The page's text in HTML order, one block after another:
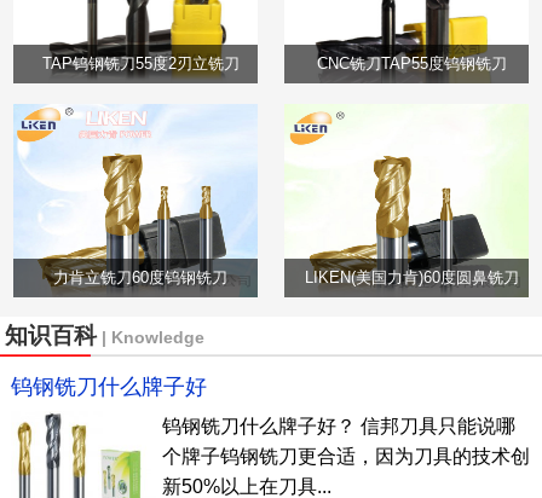
TAP钨钢铣刀55度2刃立铣刀 CNC铣刀TAP55度钨钢铣刀
力肯立铣刀60度钨钢铣刀 LIKEN(美国力肯)60度圆鼻铣刀
知识百科| Knowledge
钨钢铣刀什么牌子好
钨钢铣刀什么牌子好？ 信邦刀具只能说哪
个牌子钨钢铣刀更合适，因为刀具的技术创
新50%以上在刀具...